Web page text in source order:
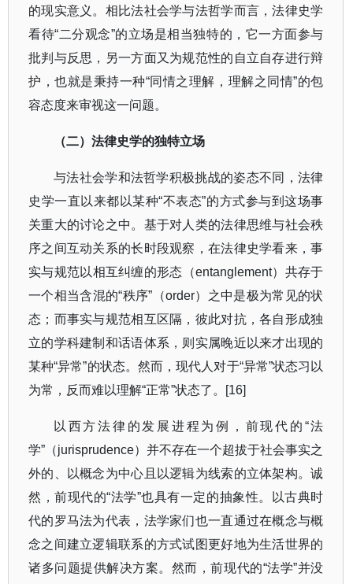
的现实意义。相比法社会学与法哲学而言，法律史学
看待“二分观念”的立场是相当独特的，它一方面参与
批判与反思，另一方面又为规范性的自立自存进行辩
护，也就是秉持一种“同情之理解，理解之同情”的包
容态度来审视这一问题。
（二）法律史学的独特立场
与法社会学和法哲学积极挑战的姿态不同，法律
史学一直以来都以某种“不表态”的方式参与到这场事
关重大的讨论之中。基于对人类的法律思维与社会秩
序之间互动关系的长时段观察，在法律史学看来，事
实与规范以相互纠缠的形态（entanglement）共存于
一个相当含混的“秩序” （order）之中是极为常见的状
态；而事实与规范相互区隔，彼此对抗，各自形成独
立的学科建制和话语体系，则实属晚近以来才出现的
某种“异常”的状态。然而，现代人对于“异常”状态习以
为常，反而难以理解“正常”状态了。 [16]
以西方法律的发展进程为例，前现代的 “法
学” （jurisprudence）并不存在一个超拔于社会事实之
外的、以概念为中心且以逻辑为线索的立体架构。诚
然，前现代的“法学”也具有一定的抽象性。以古典时
代的罗马法为代表，法学家们也一直通过在概念与概
念之间建立逻辑联系的方式试图更好地为生活世界的
诸多问题提供解决方案。然而，前现代的“法学”并没